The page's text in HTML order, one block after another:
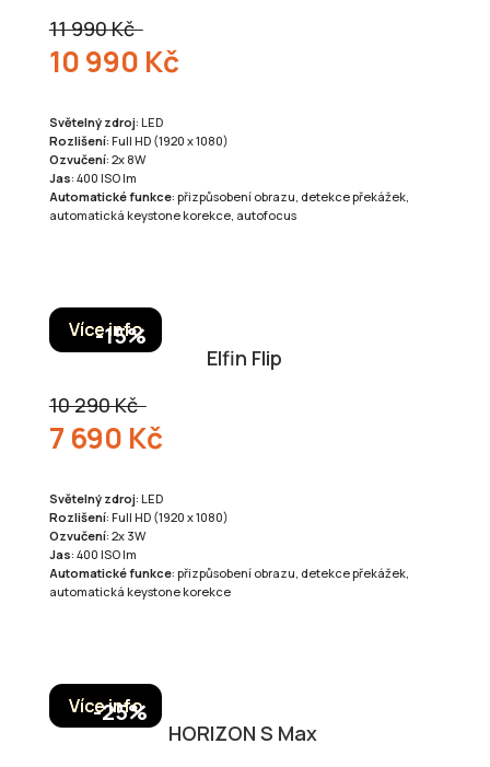
11 990 Kč
10 990 Kč
Světelný zdroj: LED
Rozlišení: Full HD (1920 x 1080)
Ozvučení: 2x 8W
Jas: 400 ISO lm
Automatické funkce: přizpůsobení obrazu, detekce překážek,
automatická keystone korekce, autofocus
Více info
Elfin Flip
10 290 Kč
7 690 Kč
Světelný zdroj: LED
Rozlišení: Full HD (1920 x 1080)
Ozvučení: 2x 3W
Jas: 400 ISO lm
Automatické funkce: přizpůsobení obrazu, detekce překážek,
automatická keystone korekce
Více info
HORIZON S Max